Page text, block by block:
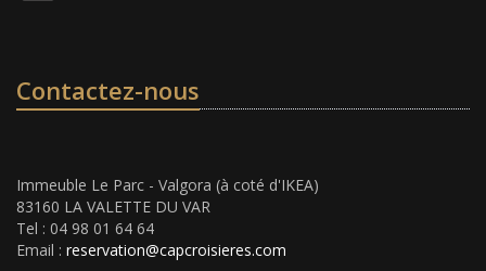
Contactez-nous
Immeuble Le Parc - Valgora (à coté d'IKEA)
83160 LA VALETTE DU VAR
Tel : 04 98 01 64 64
Email : reservation@capcroisieres.com